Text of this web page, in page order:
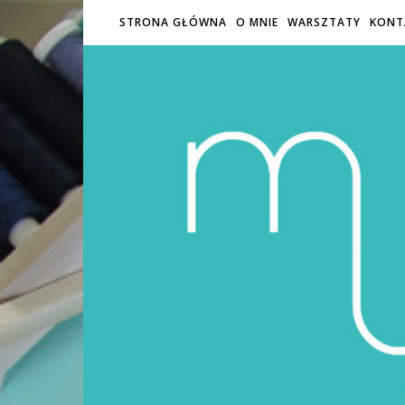
STRONA GŁÓWNA O MNIE WARSZTATY